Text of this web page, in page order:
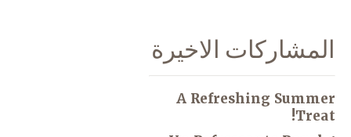
المشاركات الاخيرة
A Refreshing Summer
Treat!